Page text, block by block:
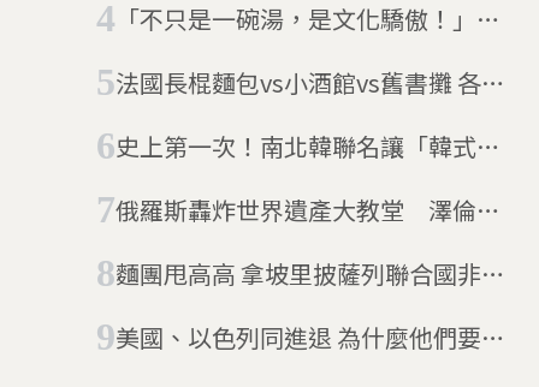
尼獄中猝逝
「不只是一碗湯，是文化驕傲！」立
法國長棍麵包vs小酒館vs舊書攤 各路
史上第一次！南北韓聯名讓「韓式摔
俄羅斯轟炸世界遺產大教堂 澤倫斯
麵團甩高高 拿坡里披薩列聯合國非物
美國、以色列同進退 為什麼他們要退